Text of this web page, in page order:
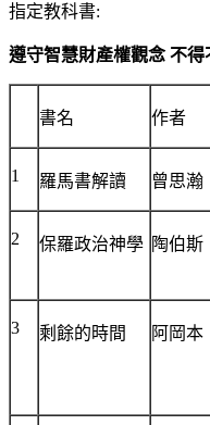
指定教科書:
遵守智慧財產權觀念 不得
書名 作者
1 羅馬書解讀 曾思瀚
2 保羅政治神學 陶伯斯
3 剩餘的時間 阿岡本